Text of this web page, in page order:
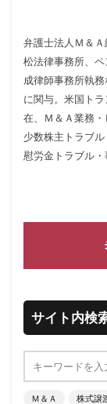
弁護士法人Ｍ＆
松法律事務所、
成律師事務所執
に関与。米国ト
在、Ｍ＆Ａ業務
少数株主トラブ
慰労金トラブル
サイト内検
Ｍ＆Ａ 株式譲